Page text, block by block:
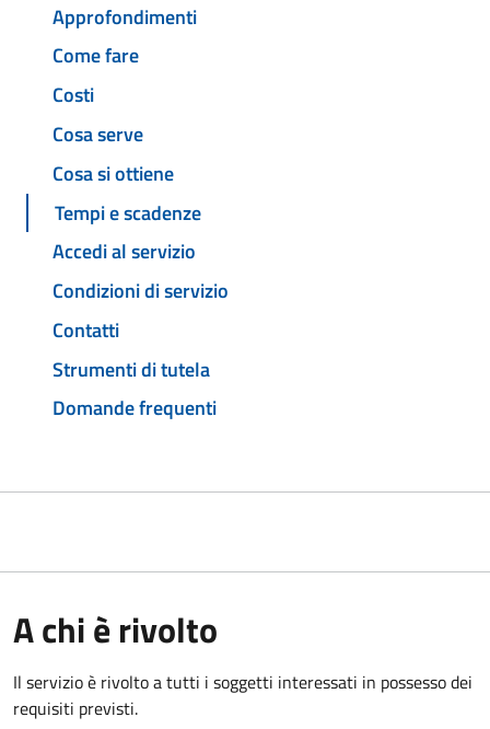
Approfondimenti
Come fare
Costi
Cosa serve
Cosa si ottiene
Tempi e scadenze
Accedi al servizio
Condizioni di servizio
Contatti
Strumenti di tutela
Domande frequenti
A chi è rivolto
Il servizio è rivolto a tutti i soggetti interessati in possesso dei
requisiti previsti.